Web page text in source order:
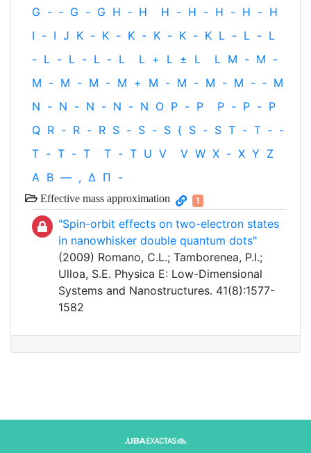
G - ‐ G - G H ‐ H H - H - H - H - H
I - I J K - K - K - K - K - K L - L - L
- L - L - L - L L + L ± L L M - M -
M - M - M - M + M - M - M - M - ‐ M
N - N - N - N - N O P - P P - P - P
Q R - R - R S - S - S { S - S T - T ‐ -
T - T - T T - T U V V W X - X Y Z
Α Β — , Δ Π -
Effective mass approximation 1
"Spin-orbit effects on two-electron states
in nanowhisker double quantum dots"
(2009) Romano, C.L.; Tamborenea, P.I.;
Ulloa, S.E. Physica E: Low-Dimensional
Systems and Nanostructures. 41(8):1577-
1582